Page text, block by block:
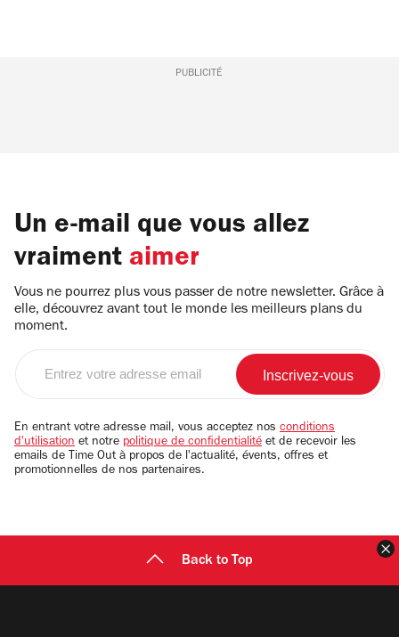
PUBLICITÉ
Un e-mail que vous allez
vraiment aimer
Vous ne pourrez plus vous passer de notre newsletter. Grâce à
elle, découvrez avant tout le monde les meilleurs plans du
moment.
email
En entrant votre adresse mail, vous acceptez nos conditions
d'utilisation et notre politique de confidentialité et de recevoir les
emails de Time Out à propos de l'actualité, évents, offres et
promotionnelles de nos partenaires.
Back to Top